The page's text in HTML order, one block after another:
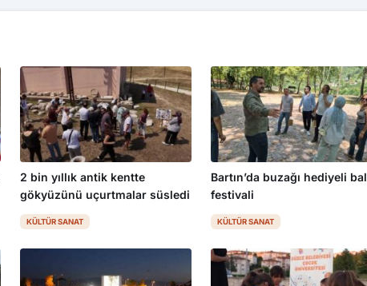
2 bin yıllık antik kentte
gökyüzünü uçurtmalar süsledi
KÜLTÜR SANAT
Bartın’da buzağı hediyeli bal
festivali
KÜLTÜR SANAT